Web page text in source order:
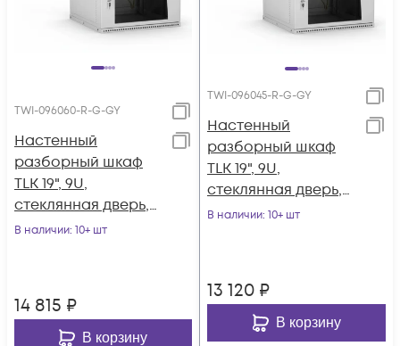
TWI-096060-R-G-GY
Настенный
разборный шкаф
TLK 19", 9U,
стеклянная дверь,
Ш600хВ436хГ600мм,
В наличии: 10+ шт
14 815 ₽
В корзину
TWI-096045-R-G-GY
Настенный
разборный шкаф
TLK 19", 9U,
стеклянная дверь,
Ш600хВ436хГ450мм,
В наличии: 10+ шт
13 120 ₽
В корзину